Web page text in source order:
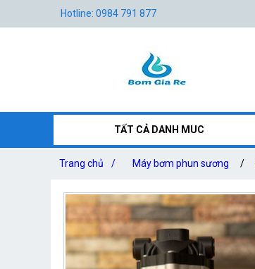
Hotline: 0984 791 877
TẤT CẢ DANH MUC
Trang chủ / Máy bơm phun sương /